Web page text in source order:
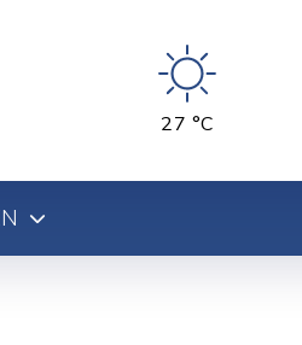
27 °C